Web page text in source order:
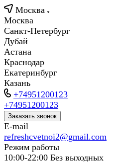
Москва
Москва
Санкт-Петербург
Дубай
Астана
Краснодар
Екатеринбург
Казань
+74951200123
+74951200123
Заказать звонок
E-mail
refreshcvetnoi2@gmail.com
Режим работы
10:00-22:00 Без выходных